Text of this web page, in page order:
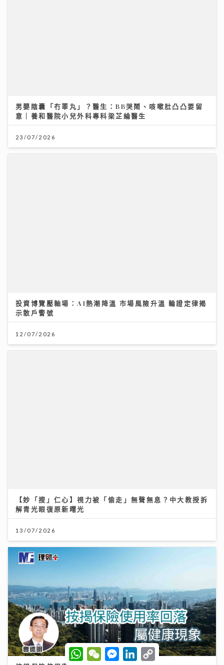
男嬰陰囊「冇睪丸」？醫生：BB哭鬧、咳嗽肚凸凸要留
意｜養和醫院小兒外科專科梁芷綸醫生
23/07/2026
【妙「搜」仁心】視力被「偷走」無聲無息？中大教授拆
解青光眼復原新曙光
13/07/2026
W
h
W
e
M
e
L
C
o